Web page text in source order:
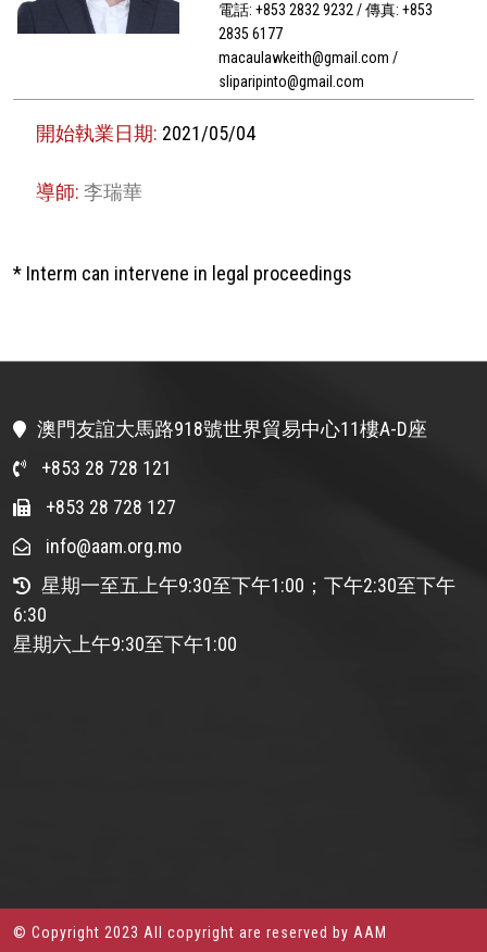
電話: +853 2832 9232 / 傳真: +853
2835 6177
macaulawkeith@gmail.com /
sliparipinto@gmail.com
開始執業日期: 2021/05/04
導師:李瑞華
* Interm can intervene in legal proceedings
澳門友誼大馬路918號世界貿易中心11樓A-D座
+853 28 728 121
+853 28 728 127
info@aam.org.mo
星期一至五上午9:30至下午1:00；下午2:30至下午
6:30
星期六上午9:30至下午1:00
© Copyright 2023 All copyright are reserved by AAM